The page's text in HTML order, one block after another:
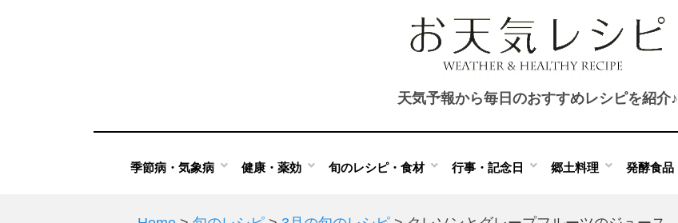
天気予報から毎日のおすすめレシピを紹介♪
季節病・気象病 健康・薬効 旬のレシピ・食材 行事・記念日 郷土料理 発酵食品